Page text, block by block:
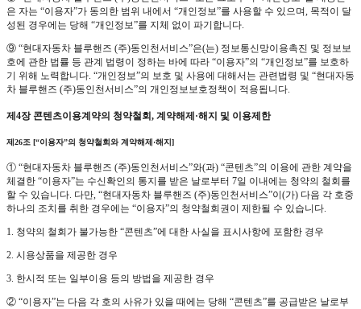
은 자는 “이용자”가 동의한 범위 내에서 “개인정보”를 사용할 수 있으며, 목적이 달
성된 경우에는 당해 “개인정보”를 지체 없이 파기합니다.
⑨ “현대자동차 블루핸즈 (주)동인천서비스”은(는) 정보통신망이용촉진 및 정보보
호에 관한 법률 등 관계 법령이 정하는 바에 따라 “이용자”의 “개인정보”를 보호하
기 위해 노력합니다. “개인정보”의 보호 및 사용에 대해서는 관련법령 및 “현대자동
차 블루핸즈 (주)동인천서비스”의 개인정보보호정책이 적용됩니다.
제4장 콘텐츠이용계약의 청약철회, 계약해제·해지 및 이용제한
제26조 [“이용자”의 청약철회와 계약해제·해지]
① “현대자동차 블루핸즈 (주)동인천서비스”와(과) “콘텐츠”의 이용에 관한 계약을
체결한 “이용자”는 수신확인의 통지를 받은 날로부터 7일 이내에는 청약의 철회를
할 수 있습니다. 다만, “현대자동차 블루핸즈 (주)동인천서비스”이(가) 다음 각 호중
하나의 조치를 취한 경우에는 “이용자”의 청약철회권이 제한될 수 있습니다.
1. 청약의 철회가 불가능한 “콘텐츠”에 대한 사실을 표시사항에 포함한 경우
2. 시용상품을 제공한 경우
3. 한시적 또는 일부이용 등의 방법을 제공한 경우
② “이용자”는 다음 각 호의 사유가 있을 때에는 당해 “콘텐츠”를 공급받은 날로부